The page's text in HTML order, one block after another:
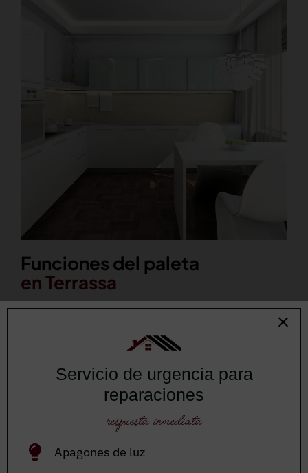
Funciones del paleta
en Terrassa
durante la ejecución de las obras, que a
trabajan para completar sus funciones con
profesionalidad.
trabaja con un proyecto de ingeniería, o
Servicio de urgencia para
reparaciones
respuesta inmediata
Apagones de luz